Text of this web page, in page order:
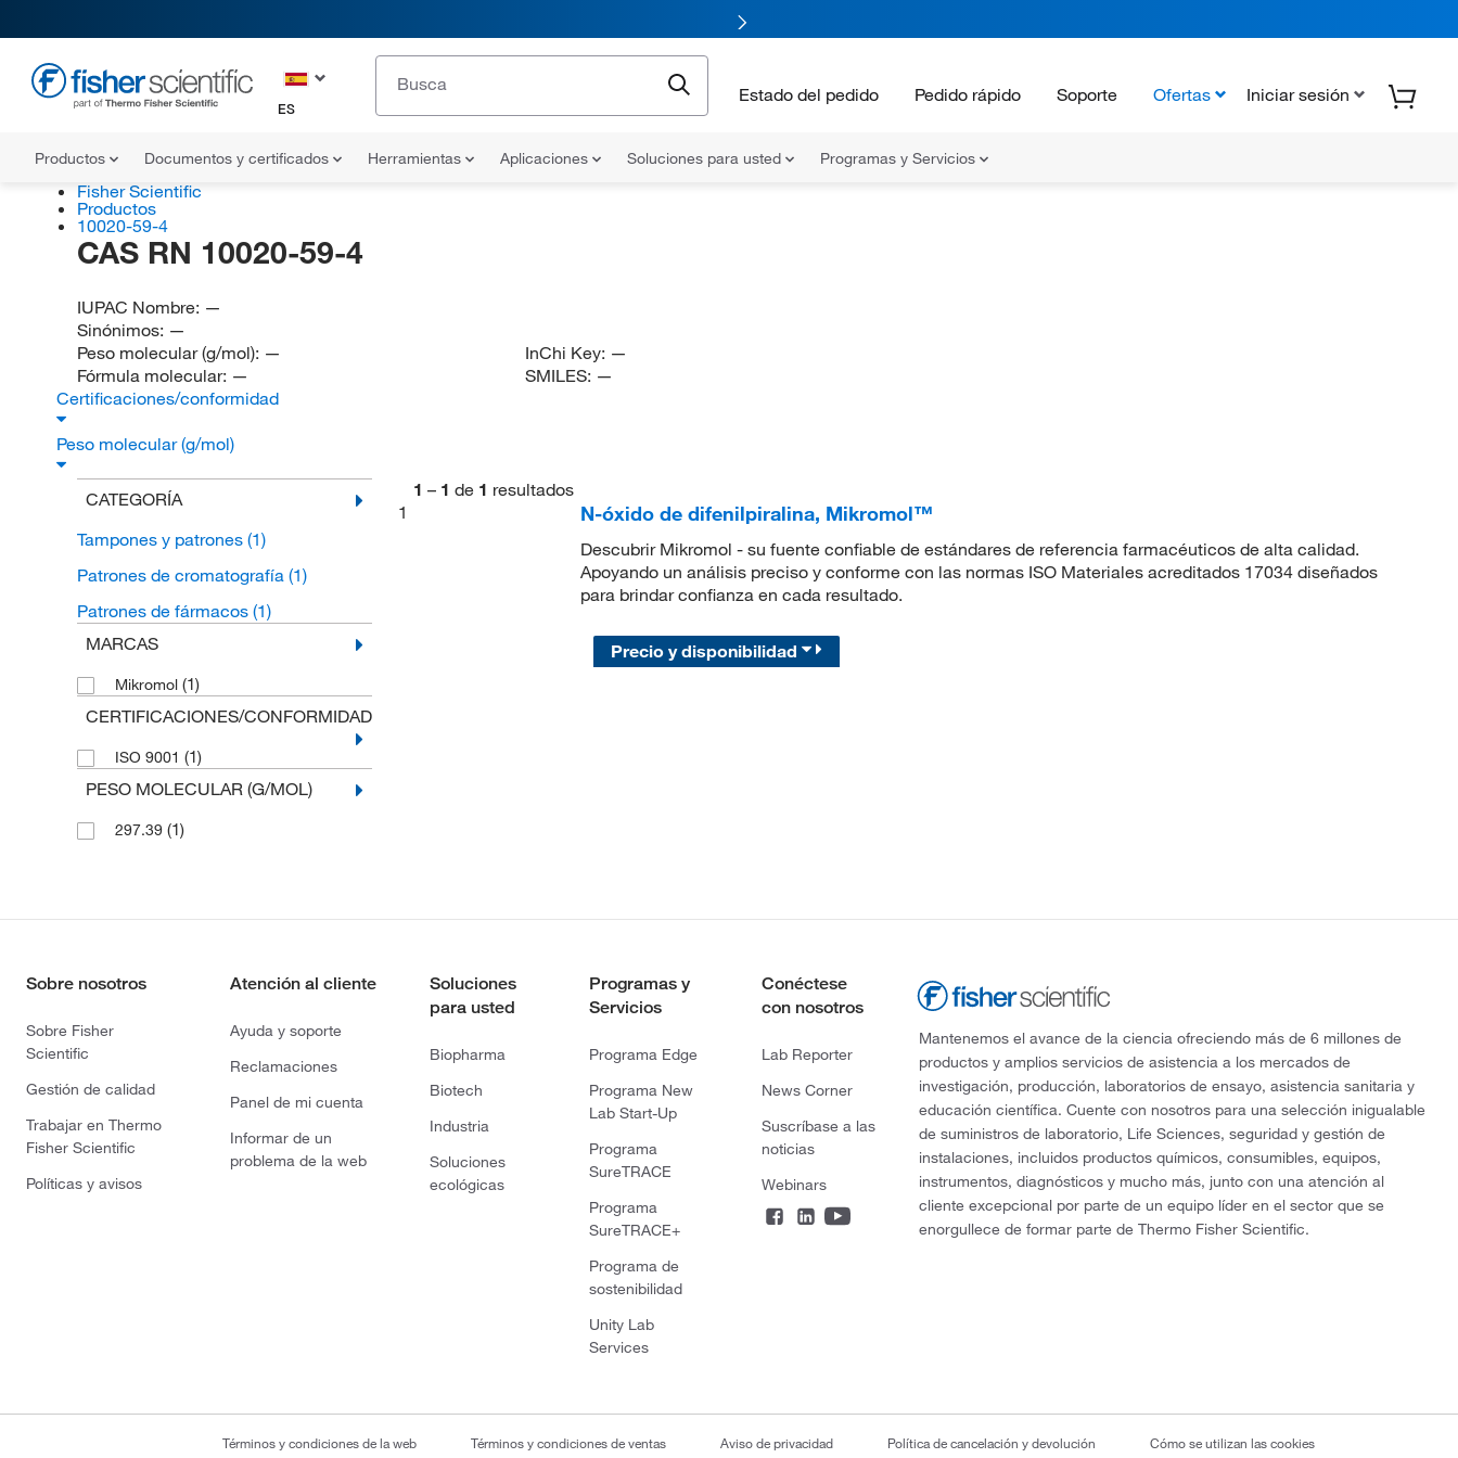
ES
Estado del pedido Pedido rápido Soporte Ofertas Iniciar sesión
Productos Documentos y certificados Herramientas Aplicaciones Soluciones para usted Programas y Servicios
Fisher Scientific
Productos
10020-59-4
CAS RN 10020-59-4
IUPAC Nombre: —
Sinónimos: —
Peso molecular (g/mol): —
Fórmula molecular: —
InChi Key: —
SMILES: —
Certificaciones/conformidad
Peso molecular (g/mol)
CATEGORÍA
Tampones y patrones (1)
Patrones de cromatografía (1)
Patrones de fármacos (1)
MARCAS
Mikromol (1)
CERTIFICACIONES/CONFORMIDAD
ISO 9001 (1)
PESO MOLECULAR (G/MOL)
297.39 (1)
1 – 1 de 1 resultados
1
N-óxido de difenilpiralina, Mikromol™
Descubrir Mikromol - su fuente confiable de estándares de referencia farmacéuticos de alta calidad.
Apoyando un análisis preciso y conforme con las normas ISO Materiales acreditados 17034 diseñados
para brindar confianza en cada resultado.
Precio y disponibilidad
Sobre nosotros
Sobre Fisher
Scientific
Gestión de calidad
Trabajar en Thermo
Fisher Scientific
Políticas y avisos
Atención al cliente
Ayuda y soporte
Reclamaciones
Panel de mi cuenta
Informar de un
problema de la web
Soluciones
para usted
Biopharma
Biotech
Industria
Soluciones
ecológicas
Programas y
Servicios
Programa Edge
Programa New
Lab Start-Up
Programa
SureTRACE
Programa
SureTRACE+
Programa de
sostenibilidad
Unity Lab
Services
Conéctese
con nosotros
Lab Reporter
News Corner
Suscríbase a las
noticias
Webinars
Mantenemos el avance de la ciencia ofreciendo más de 6 millones de
productos y amplios servicios de asistencia a los mercados de
investigación, producción, laboratorios de ensayo, asistencia sanitaria y
educación científica. Cuente con nosotros para una selección inigualable
de suministros de laboratorio, Life Sciences, seguridad y gestión de
instalaciones, incluidos productos químicos, consumibles, equipos,
instrumentos, diagnósticos y mucho más, junto con una atención al
cliente excepcional por parte de un equipo líder en el sector que se
enorgullece de formar parte de Thermo Fisher Scientific.
Términos y condiciones de la web Términos y condiciones de ventas Aviso de privacidad Política de cancelación y devolución Cómo se utilizan las cookies